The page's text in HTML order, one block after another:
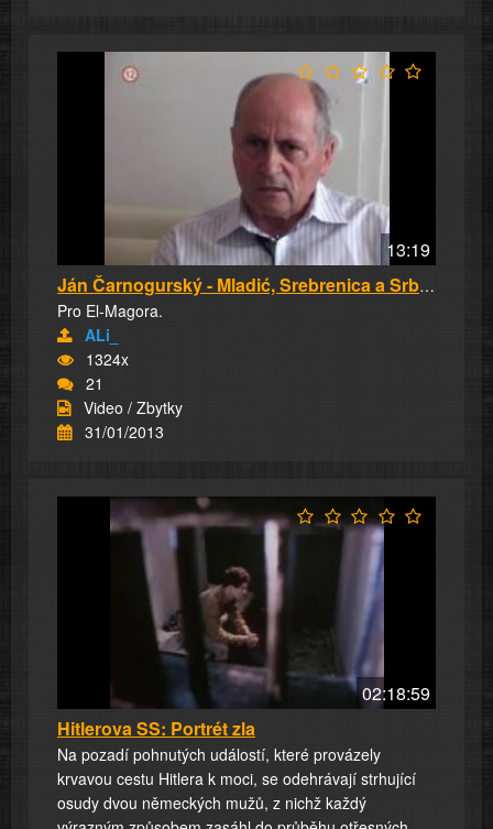
13:19
Ján Čarnogurský - Mladić, Srebrenica a Srbsko
Pro El-Magora.
ALi_
1324x
21
Video / Zbytky
31/01/2013
02:18:59
Hitlerova SS: Portrét zla
Na pozadí pohnutých událostí, které provázely
krvavou cestu Hitlera k moci, se odehrávají strhující
osudy dvou německých mužů, z nichž každý